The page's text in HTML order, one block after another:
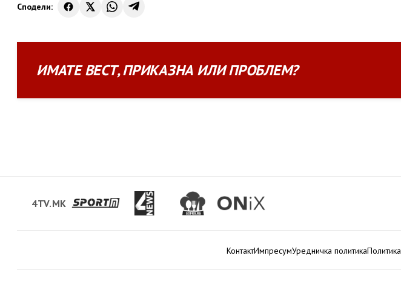
Сподели:
ИМАТЕВЕСТ,ПРИКАЗНА ИЛИПРОБЛЕМ?
4TV.MK
КонтактИмпресумУредничка политика